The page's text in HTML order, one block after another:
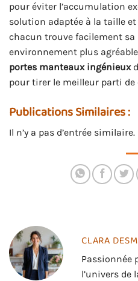
pour éviter l’accumulation
solution adaptée à la taille
chacun trouve facilement
environnement plus
portes manteaux ingénieux
pour tirer le meilleur parti de
Publications Similaires :
Il n’y a pas d’entrée similaire.
CLARA
Passionnée
l’univers de